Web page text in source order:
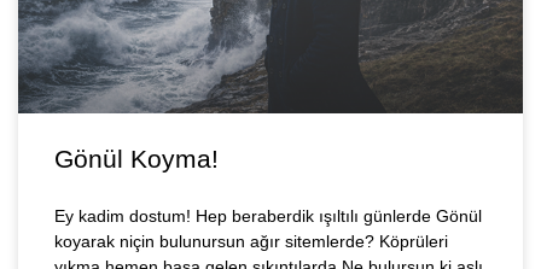
Gönül Koyma!
Ey kadim dostum! Hep beraberdik ışıltılı günlerde Gönül
koyarak niçin bulunursun ağır sitemlerde? Köprüleri